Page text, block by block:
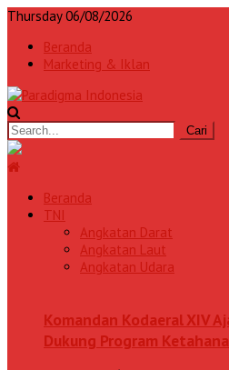
Thursday 06/08/2026
Beranda
Marketing & Iklan
Beranda
TNI
Angkatan Darat
Angkatan Laut
Angkatan Udara
Komandan Kodaeral XIV
Dukung Program